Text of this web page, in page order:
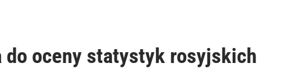
oceny statystyk rosyjskich